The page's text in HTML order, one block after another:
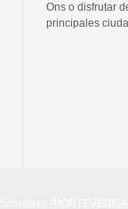
Ons o disfrutar
principales